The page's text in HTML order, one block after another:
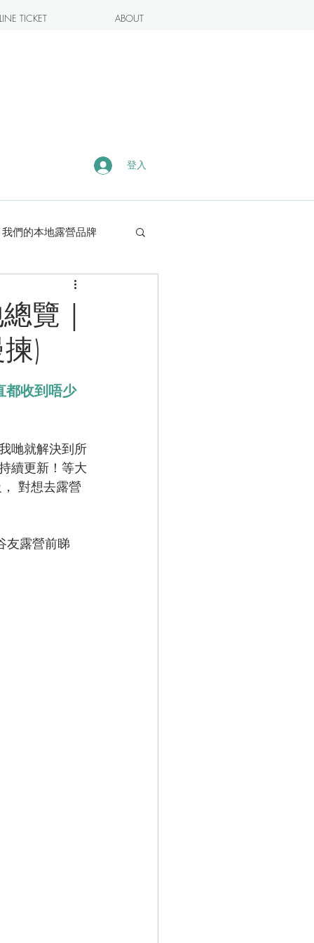
TICKET ABOUT
登入
我們的本地露營品牌
露營・遠足熱點
覽｜
)
都收到唔少
哋就解決到所
續更新！等大
對想去露營
友露營前睇